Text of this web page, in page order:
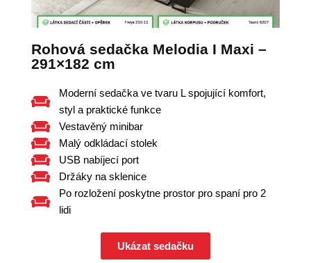
Rohová sedačka Melodia I Maxi –
291×182 cm
Moderní sedačka ve tvaru L spojující komfort,
styl a praktické funkce
Vestavěný minibar
Malý odkládací stolek
USB nabíjecí port
Držáky na sklenice
Po rozložení poskytne prostor pro spaní pro 2
lidi
Ukázat sedačku